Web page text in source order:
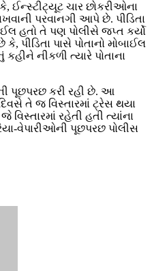
ઈન્સ્ટીટ્યૂટ ચાર છોકરીઓના
પરવાનગી આપે છે. પીડિતા
હતો તે પણ પોલીસે જપ્ત કર્યો
પીડિતા પાસે પોતાનો મોબાઈલ
કહીને નીકળી ત્યારે પોતાના
પૂછપરછ કરી રહી છે. આ
તે જ વિસ્તારમાં ટ્રેસ થયા
વિસ્તારમાં રહેતી હતી ત્યાંના
વેપારીઓની પૂછપરછ પોલીસ